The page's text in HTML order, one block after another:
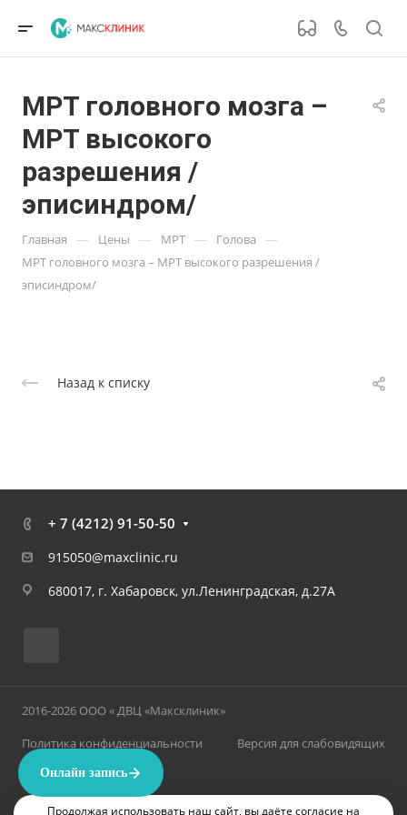
МРТ головного мозга –
МРТ высокого
разрешения /
эписиндром/
Главная — Цены — МРТ — Голова —
МРТ головного мозга – МРТ высокого разрешения /
эписиндром/
Назад к списку
+ 7 (4212) 91-50-50
915050@maxclinic.ru
680017, г. Хабаровск, ул.Ленинградская, д.27А
2016-2026 ООО « ДВЦ «Максклиник»
Политика конфиденциальности
Версия для слабовидящих
Продолжая использовать наш сайт, вы даёте согласие на